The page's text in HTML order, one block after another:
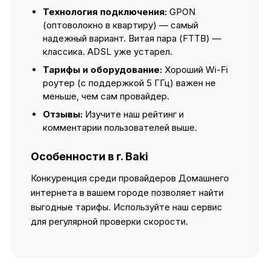
Технология подключения: GPON
(оптоволокно в квартиру) — самый
надежный вариант. Витая пара (FTTB) —
классика. ADSL уже устарел.
Тарифы и оборудование: Хороший Wi-Fi
роутер (с поддержкой 5 ГГц) важен не
меньше, чем сам провайдер.
Отзывы: Изучите наш рейтинг и
комментарии пользователей выше.
Особенности в г. Baki
Конкуренция среди провайдеров Домашнего
интернета в вашем городе позволяет найти
выгодные тарифы. Используйте наш сервис
для регулярной проверки скорости.